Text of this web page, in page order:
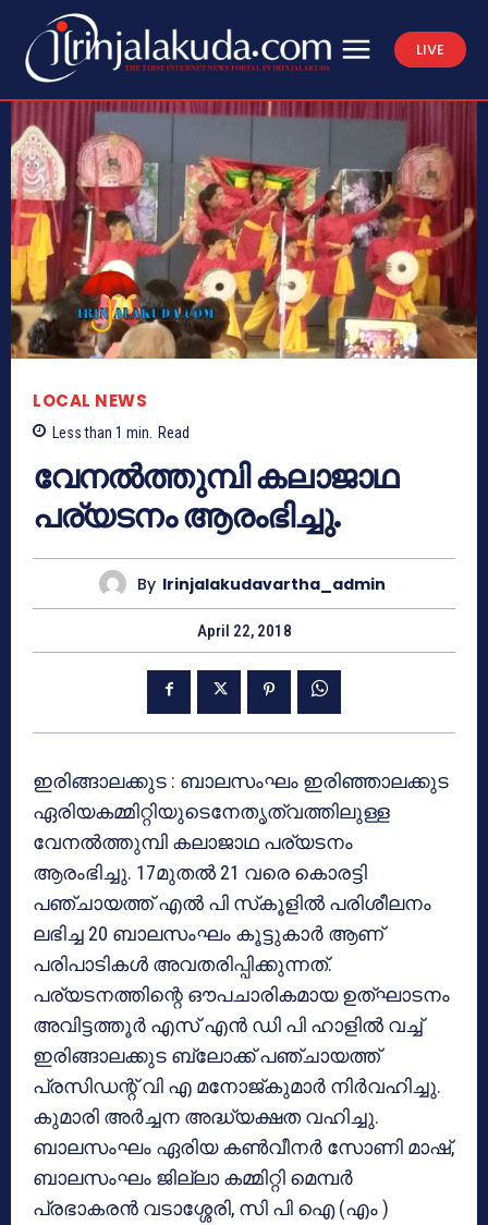
LIVE
LOCAL NEWS
Less than 1 min. Read
വേനല്‍ത്തുമ്പി കലാജാഥ
പര്യടനം ആരംഭിച്ചു.
By Irinjalakudavartha_admin
April 22, 2018
ഇരിങ്ങാലക്കുട : ബാലസംഘം ഇരിഞ്ഞാലക്കുട
ഏരിയകമ്മിറ്റിയുടെനേതൃത്വത്തിലുള്ള
വേനല്‍ത്തുമ്പി കലാജാഥ പര്യടനം
ആരംഭിച്ചു. 17മുതല്‍ 21 വരെ കൊരട്ടി
പഞ്ചായത്ത് എല്‍ പി സ്‌കൂളില്‍ പരിശീലനം
ലഭിച്ച 20 ബാലസംഘം കൂട്ടുകാര്‍ ആണ്
പരിപാടികള്‍ അവതരിപ്പിക്കുന്നത്.
പര്യടനത്തിന്റെ ഔപചാരികമായ ഉത്ഘാടനം
അവിട്ടത്തൂര്‍ എസ് എന്‍ ഡി പി ഹാളില്‍ വച്ച്
ഇരിങ്ങാലക്കുട ബ്ലോക്ക് പഞ്ചായത്ത്
പ്രസിഡന്റ് വി എ മനോജ്കുമാര്‍ നിര്‍വഹിച്ചു.
കുമാരി അര്‍ച്ചന അദ്ധ്യക്ഷത വഹിച്ചു.
ബാലസംഘം ഏരിയ കണ്‍വീനര്‍ സോണി മാഷ്,
ബാലസംഘം ജില്ലാ കമ്മിറ്റി മെമ്പര്‍
പ്രഭാകരന്‍ വടാശ്ശേരി, സി പി ഐ (എം )